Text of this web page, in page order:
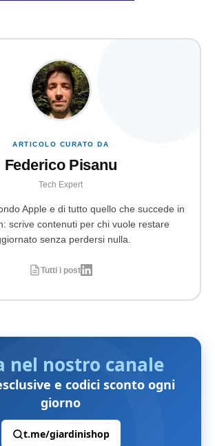
ARTICOLO CURATO DA
Federico Pisanu
Tech Expert
Apple e di tutto quello che succede in
scrive contenuti per chi vuole restare
senza perdersi nulla.
Tutti i post
nel nostro canale
e codici sconto ogni
giorno
t.me/giardinishop